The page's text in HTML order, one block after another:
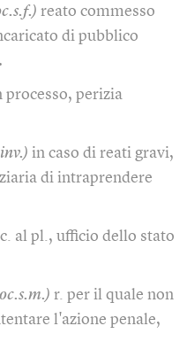
reato commesso
di pubblico
processo, perizia
in caso di reati gravi,
di intraprendere
al pl., ufficio dello stato
r. per il quale non
l'azione penale,